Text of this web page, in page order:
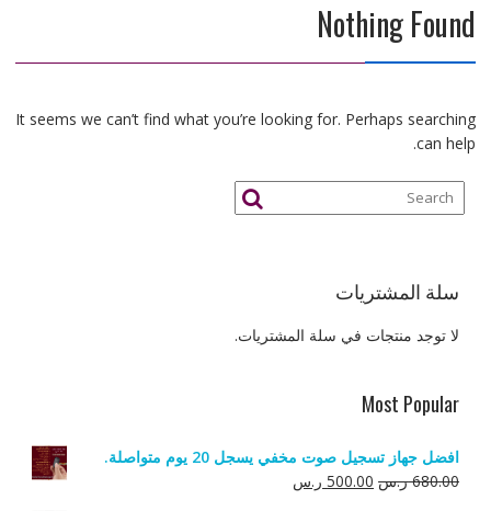
Nothing Found
It seems we can’t find what you’re looking for. Perhaps searching
can help.
سلة المشتريات
لا توجد منتجات في سلة المشتريات.
Most Popular
افضل جهاز تسجيل صوت مخفي يسجل 20 يوم متواصلة.
680.00 ر.س السعر
500.00 ر.سالسعر